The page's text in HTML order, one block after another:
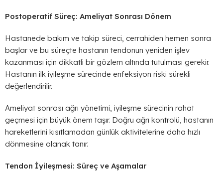
Postoperatif Süreç: Ameliyat Sonrası Dönem
Hastanede bakım ve takip süreci, cerrahiden hemen sonra
başlar ve bu süreçte hastanın tendonun yeniden işlev
kazanması için dikkatli bir gözlem altında tutulması gerekir.
Hastanın ilk iyileşme sürecinde enfeksiyon riski sürekli
değerlendirilir.
Ameliyat sonrası ağrı yönetimi, iyileşme sürecinin rahat
geçmesi için büyük önem taşır. Doğru ağrı kontrolü, hastanın
hareketlerini kısıtlamadan günlük aktivitelerine daha hızlı
dönmesine olanak tanır.
Tendon İyileşmesi: Süreç ve Aşamalar